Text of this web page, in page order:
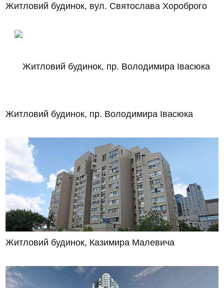
Житловий будинок, вул. Святослава Хороброго
Житловий будинок, пр. Володимира Івасюка
Житловий будинок, Казимира Малевича